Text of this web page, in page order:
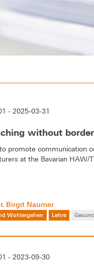
- 2025-03-31
without
promote communication
at the Bavarian
Birgit Naumer
Wohlergehen Lehre
- 2023-09-30